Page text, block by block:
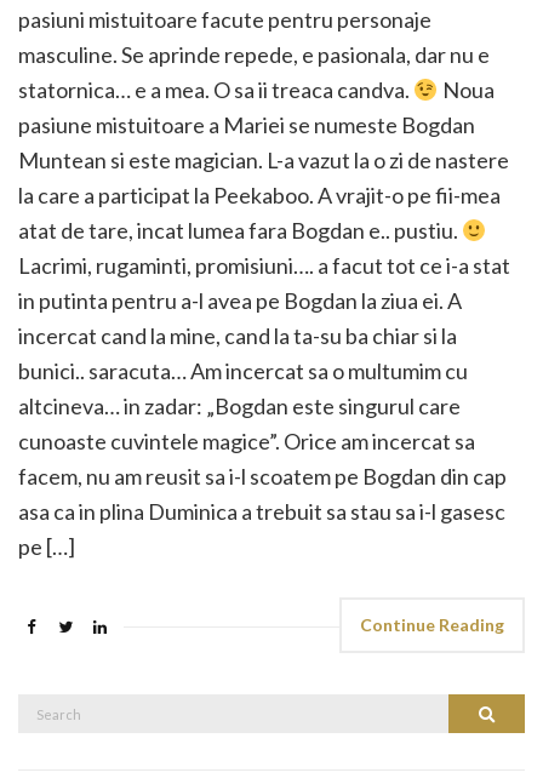
pasiuni mistuitoare facute pentru personaje
masculine. Se aprinde repede, e pasionala, dar nu e
statornica… e a mea. O sa ii treaca candva.
Noua
pasiune mistuitoare a Mariei se numeste Bogdan
Muntean si este magician. L-a vazut la o zi de nastere
la care a participat la Peekaboo. A vrajit-o pe fii-mea
atat de tare, incat lumea fara Bogdan e.. pustiu.
Lacrimi, rugaminti, promisiuni…. a facut tot ce i-a stat
in putinta pentru a-l avea pe Bogdan la ziua ei. A
incercat cand la mine, cand la ta-su ba chiar si la
bunici.. saracuta… Am incercat sa o multumim cu
altcineva… in zadar: „Bogdan este singurul care
cunoaste cuvintele magice”. Orice am incercat sa
facem, nu am reusit sa i-l scoatem pe Bogdan din cap
asa ca in plina Duminica a trebuit sa stau sa i-l gasesc
pe […]
Continue Reading
Search